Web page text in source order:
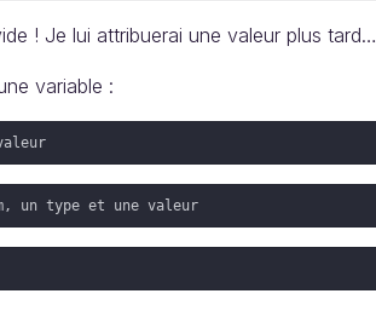
! Je lui attribuerai une valeur plus tard…
variable :
un type et une valeur